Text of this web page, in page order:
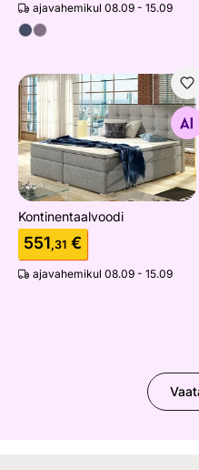
ajavahemikul 08.09 - 15.09
Kontinentaalvoodi
Otsi sarnaseid
Kontinentaalvoodi
551,31 €
ajavahemikul 08.09 - 15.09